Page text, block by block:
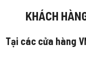
KHÁCH
Tại các cửa hàng